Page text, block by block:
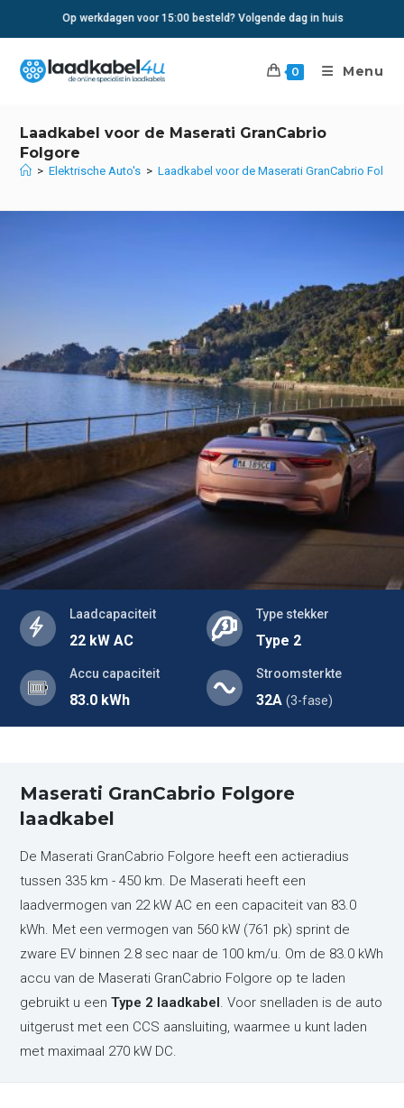
Op werkdagen voor 15:00 besteld? Volgende dag in huis
0 Menu
Laadkabel voor de Maserati GranCabrio
Folgore
> Elektrische Auto's > Laadkabel voor de Maserati GranCabrio
Laadcapaciteit
22 kW AC
Type stekker
Type 2
Accu capaciteit
83.0 kWh
Stroomsterkte
32A (3-fase)
Maserati GranCabrio Folgore
laadkabel
De Maserati GranCabrio Folgore heeft een actieradius
tussen 335 km - 450 km. De Maserati heeft een
laadvermogen van 22 kW AC en een capaciteit van 83.0
kWh. Met een vermogen van 560 kW (761 pk) sprint de
zware EV binnen 2.8 sec naar de 100 km/u. Om de 83.0 kWh
accu van de Maserati GranCabrio Folgore op te laden
gebruikt u eenType 2 laadkabel. Voor snelladen is de auto
uitgerust met een CCS aansluiting, waarmee u kunt laden
met maximaal 270 kW DC.